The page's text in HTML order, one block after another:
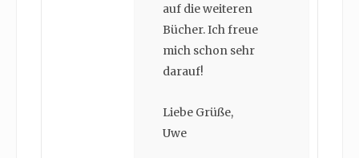
auf die weiteren
Bücher. Ich freue
mich schon sehr
darauf!
Liebe Grüße,
Uwe